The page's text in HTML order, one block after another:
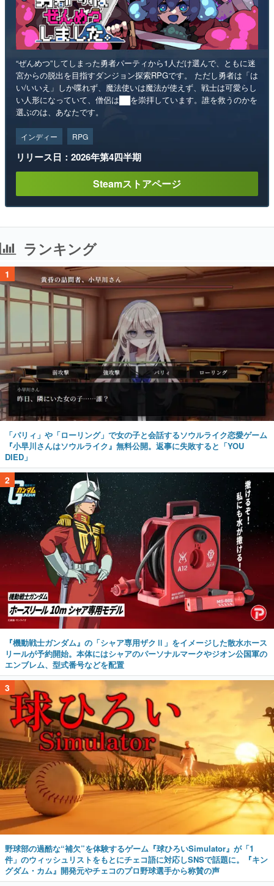
“ぜんめつ”してしまった勇者パーティから1人だけ選んで、ともに迷
宮からの脱出を目指すダンジョン探索RPGです。 ただし勇者は「は
い/いいえ」しか喋れず、魔法使いは魔法が使えず、戦士は可愛らし
い人形になっていて、僧侶は██を崇拝しています。誰を救うのかを
選ぶのは、あなたです。
インディー RPG
リリース日：2026年第4四半期
Steamストアページ
ランキング
1
「パリィ」や「ローリング」で女の子と会話するソウルライク恋愛ゲーム
『小早川さんはソウルライク』無料公開。返事に失敗すると「YOU
DIED」
2
『機動戦士ガンダム』の「シャア専用ザクⅡ」をイメージした散水ホース
リールが予約開始。本体にはシャアのパーソナルマークやジオン公国軍の
エンブレム、型式番号などを配置
3
野球部の過酷な“補欠”を体験するゲーム『球ひろいSimulator』が「1
件」のウィッシュリストをもとにチェコ語に対応しSNSで話題に。『キン
グダム・カム』開発元やチェコのプロ野球選手から称賛の声